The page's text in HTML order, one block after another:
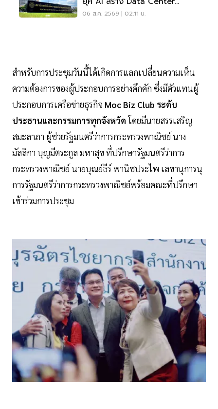
Sandbox
06 ส.ค. 2569 | 02:11 น.
สำหรับการประชุมวันนี้ได้เกิดการแลกเปลี่ยนความเห็น
ความต้องการของผู้ประกอบการอย่างคึกคัก ซึ่งมีตัวแทนผู้
ประกอบการเครือข่ายธุรกิจ Moc Biz Club ระดับ
ประธานและกรรมการทุกจังหวัดโดยมีนายสรรเสริญ
สมะลาภา ผู้ช่วยรัฐมนตรีว่าการกระทรวงพาณิชย์ นาง
มัลลิกา บุญมีตระกูล มหาสุข ที่ปรึกษารัฐมนตรีว่าการ
กระทรวงพาณิชย์ นายบุณย์ธีร์ พานิชประไพ เลขานุการนุ
การรัฐมนตรีว่าการกระทรวงพาณิชย์พร้อมคณะที่ปรึกษา
เข้าร่วมการประชุม